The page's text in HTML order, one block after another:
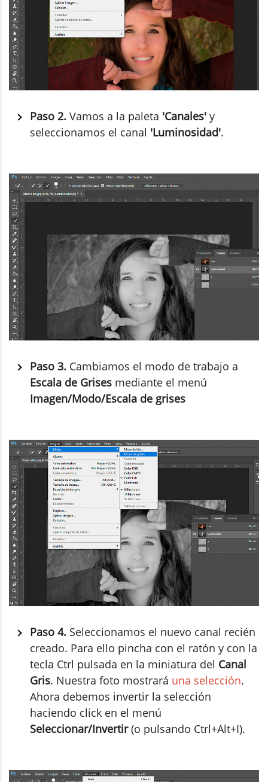
Paso 2. Vamos a la paleta 'Canales' y
seleccionamos el canal 'Luminosidad'.
Paso 3. Cambiamos el modo de trabajo a
Escala de Grises mediante el menú
Imagen/Modo/Escala de grises
Paso 4. Seleccionamos el nuevo canal recién
creado. Para ello pincha con el ratón y con la
tecla Ctrl pulsada en la miniatura del Canal
Gris. Nuestra foto mostrará una selección.
Ahora debemos invertir la selección
haciendo click en el menú
Seleccionar/Invertir(o pulsando Ctrl+Alt+I).